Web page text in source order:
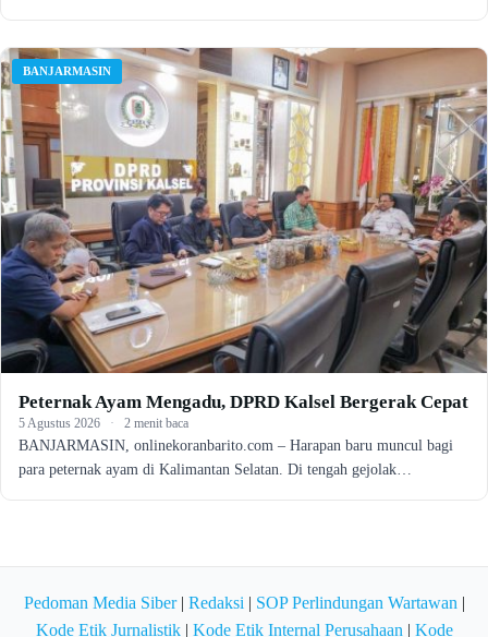
BANJARMASIN
Peternak Ayam Mengadu, DPRD Kalsel Bergerak Cepat
5 Agustus 2026 · 2 menit baca
BANJARMASIN, onlinekoranbarito.com – Harapan baru muncul bagi
para peternak ayam di Kalimantan Selatan. Di tengah gejolak…
Pedoman Media Siber| Redaksi | SOP Perlindungan Wartawan |
Kode Etik Jurnalistik| Kode Etik Internal Perusahaan | Kode